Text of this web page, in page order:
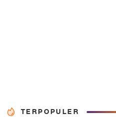
TERPOPULER